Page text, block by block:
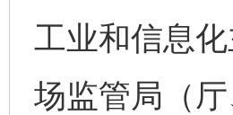
工业和信息
场监管局（